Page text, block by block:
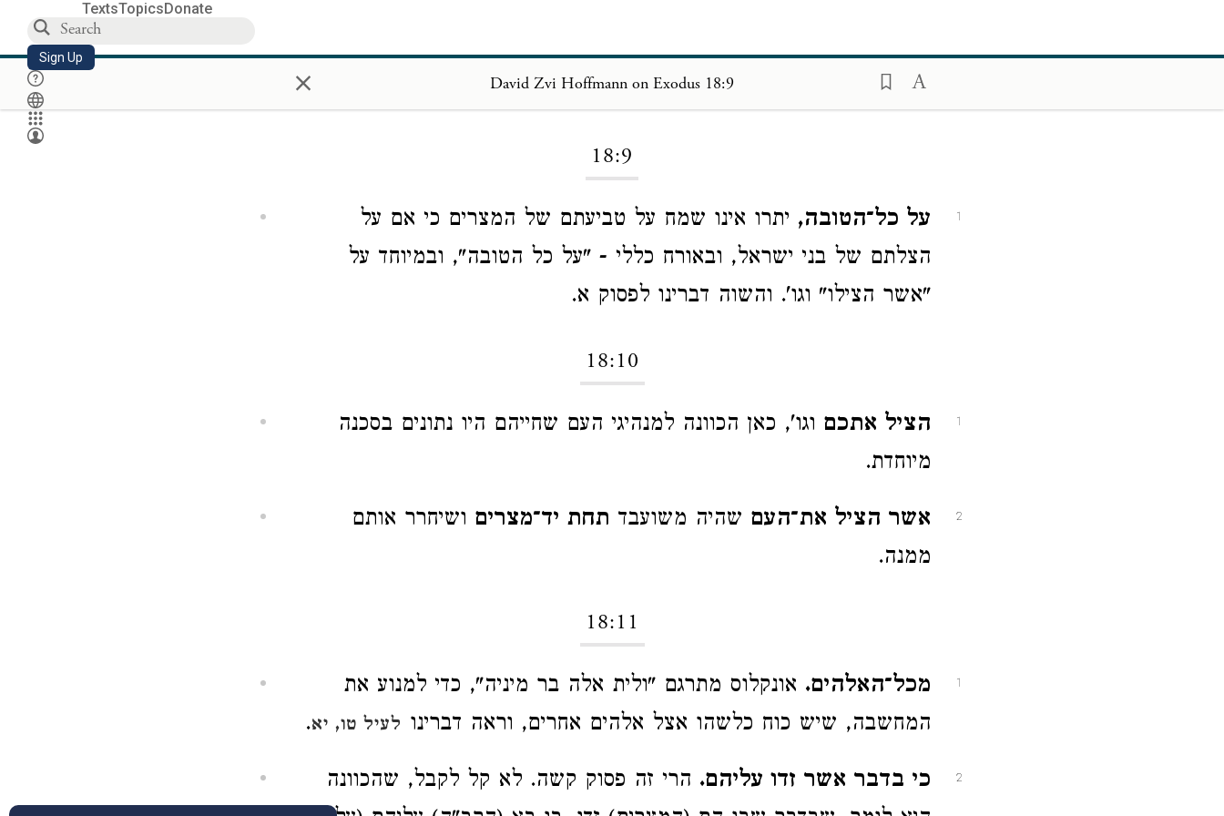
TextsTopicsDonate
Sign Up × David Zvi Hoffmann on Exodus 18:9
18:9
1 על כל־הטובה, יתרו אינו שמח על טביעתם של המצרים כי אם על
הצלתם של בני ישראל, ובאורח כללי - "על כל הטובה", ובמיוחד על
"אשר הצילו" וגו'. והשוה דברינו לפסוק א.
18:10
1 הציל אתכם וגו', כאן הכוונה למנהיגי העם שחייהם היו נתונים בסכנה
מיוחדת.
2 אשר הציל את־העם שהיה משועבד תחת יד־מצרים ושיחרר אותם
ממנה.
18:11
1 מכל־האלהים. אונקלוס מתרגם "ולית אלה בר מיניה", כדי למנוע את
המחשבה, שיש כוח כלשהו אצל אלהים אחרים, וראה דברינו לעיל טו, יא.
2 כי בדבר אשר זדו עליהם. הרי זה פסוק קשה. לא קל לקבל, שהכוונה